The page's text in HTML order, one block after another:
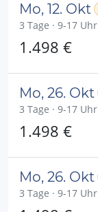
Mo, 12. Okt
3 Tage · 9-17 Uhr
1.498 €
Mo, 26. Okt
3 Tage · 9-17 Uhr
1.498 €
Mo, 26. Okt
3 Tage · 9-17 Uhr